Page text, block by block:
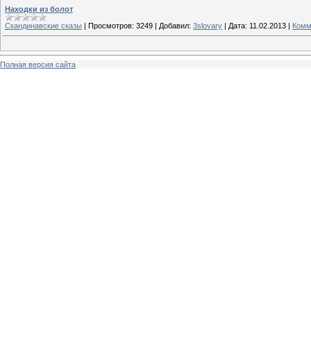
Находки из болот
Скандинавские сказы | Просмотров: 3249 | Добавил: 3slovary | Дата: 11.02.2013 |
Полная версия сайта